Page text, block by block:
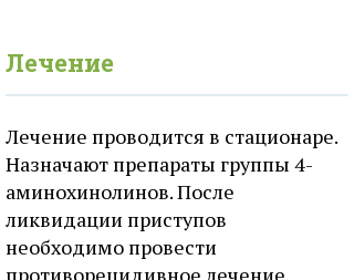
Лечение
Лечение проводится в стационаре.
Назначают препараты группы 4-
аминохинолинов. После
ликвидации приступов
необходимо провести
противорецидивное лечение.